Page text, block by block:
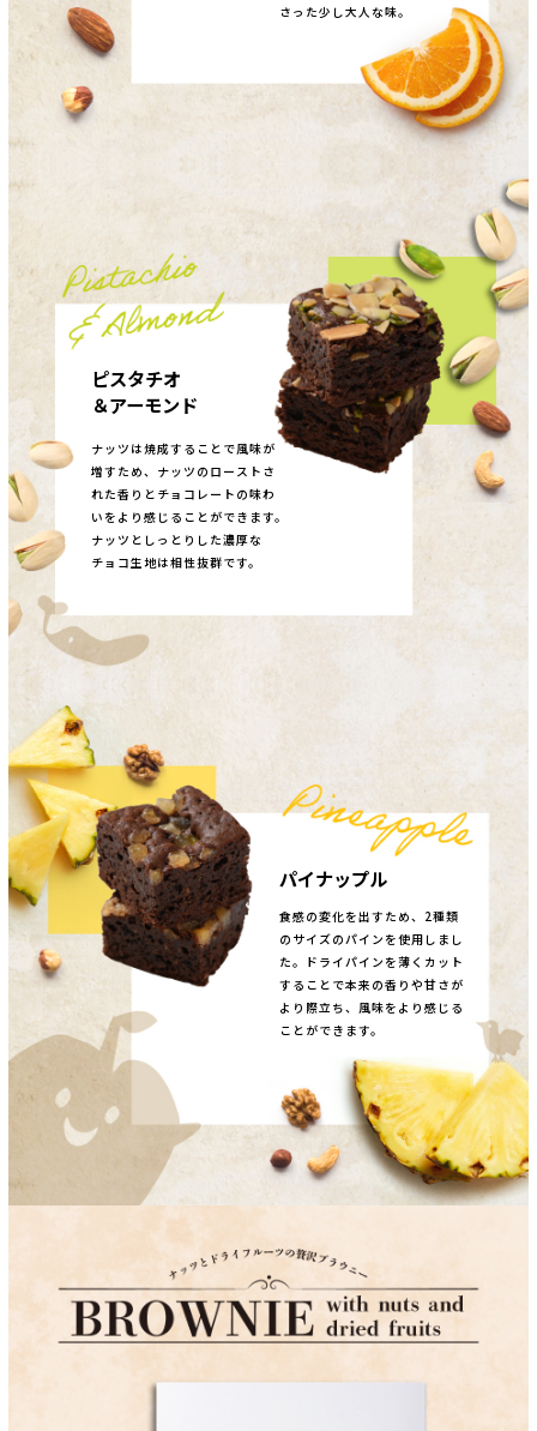
さった少し大人な味。
ピスタチオ
＆アーモンド
ナッツは焼成することで風味が
増すため、ナッツのローストさ
れた香りとチョコレートの味わ
いをより感じることができます。
ナッツとしっとりした濃厚な
チョコ生地は相性抜群です。
パイナップル
食感の変化を出すため、2種類
のサイズのパインを使用しまし
た。ドライパインを薄くカット
することで本来の香りや甘さが
より際立ち、風味をより感じる
ことができます。